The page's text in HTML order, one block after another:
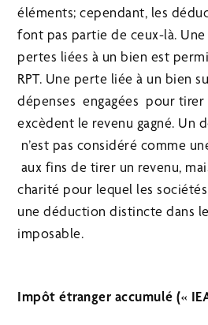
éléments; cependant, les
font pas partie de ceux-là.
pertes liées à un bien est
RPT. Une perte liée à un bien
dépenses engagées pour tirer
excèdent le revenu gagné. Un
n’est pas considéré comme
aux fins de tirer un revenu,
charité pour lequel les
une déduction distincte dans
imposable.
Impôt étranger accumulé («